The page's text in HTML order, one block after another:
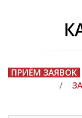
ПРИЁМ ЗАЯВОК
/